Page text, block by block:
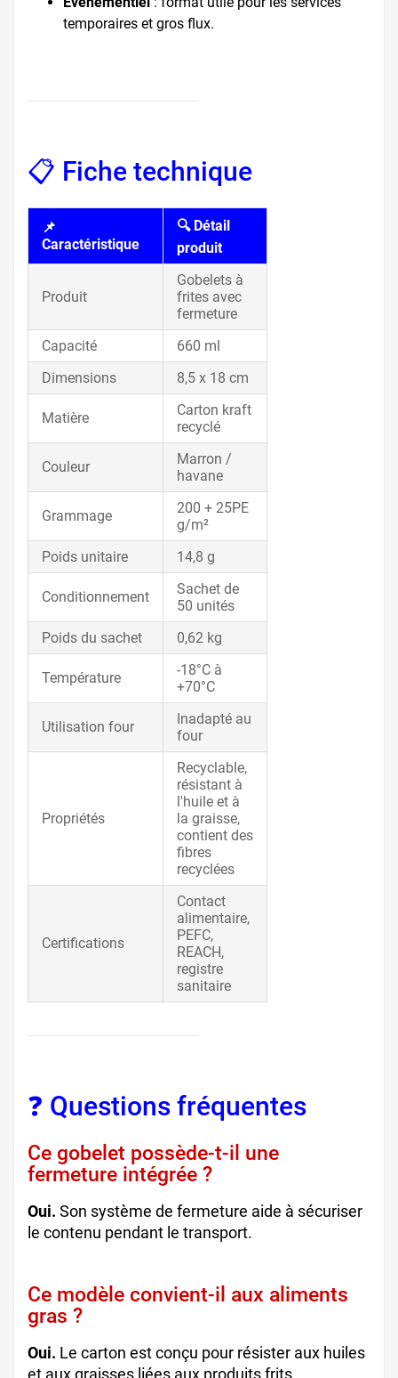
temporaires et gros flux.
📋 Fiche technique
📌
Caractéristique
🔍 Détail
produit
Produit
Gobelets à
frites avec
fermeture
Capacité
660 ml
Dimensions
8,5 x 18 cm
Matière
Carton kraft
recyclé
Couleur
Marron /
havane
Grammage
200 + 25PE
g/m²
Poids unitaire
14,8 g
Conditionnement
Sachet de
50 unités
Poids du sachet
0,62 kg
Température
-18°C à
+70°C
Utilisation four
Inadapté au
four
Propriétés
Recyclable,
résistant à
l'huile et à
la graisse,
contient des
fibres
recyclées
Certifications
Contact
alimentaire,
PEFC,
REACH,
registre
sanitaire
❓ Questions fréquentes
Ce gobelet possède-t-il une
fermeture intégrée ?
Oui. Son système de fermeture aide à sécuriser
le contenu pendant le transport.
Ce modèle convient-il aux aliments
gras ?
Oui. Le carton est conçu pour résister aux huiles
et aux graisses liées aux produits frits.